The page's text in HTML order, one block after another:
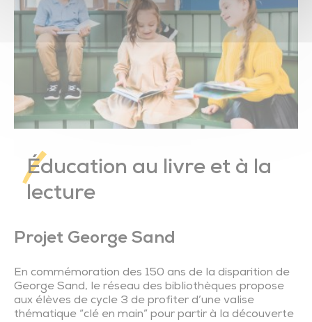
Éducation au livre et à la
lecture
Projet George Sand
En commémoration des 150 ans de la disparition de
George Sand, le réseau des bibliothèques propose
aux élèves de cycle 3 de profiter d’une valise
thématique “clé en main” pour partir à la découverte